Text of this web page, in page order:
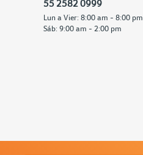
55 2582 0999
Lun a Vier: 8:00 am - 8:00 pm
Sáb: 9:00 am - 2:00 pm